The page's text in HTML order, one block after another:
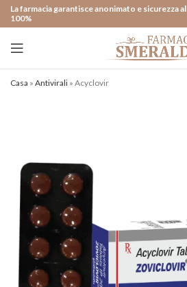
La farmacia garantisce anonimato e sicurezza al
100%
Casa » Antivirali » Acyclovir